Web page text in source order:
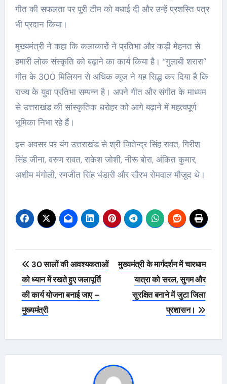
गीत की सफलता पर पूरी टीम को बधाई दी और उन्हें प्रशस्ति पत्र
भी प्रदान किया।
मुख्यमंत्री ने कहा कि कलाकारों ने प्रतिभा और कड़ी मेहनत से
हमारी लोक संस्कृति को बढ़ाने का कार्य किया है। “गुलाबी शरारा”
गीत के 300 मिलियन से अधिक व्यूज ने यह सिद्ध कर दिया है कि
राज्य के युवा प्रतिभा सम्पन्न है। अपने गीत और संगीत के माध्यम
से उत्तराखंड की सांस्कृतिक धरोहर को आगे बढ़ाने में महत्वपूर्ण
भूमिका निभा रहे हैं।
इस अवसर पर यंग उत्तराखंड से श्री जितेन्द्र सिंह रावत, गिरीश
सिंह जीना, वरुण रावत, राकेश जोशी, नीरू बोरा, अंकित कुमार,
अशीम मंगोली, रणजीत सिंह भंडारी और सौरभ सेमवाल मौजूद थे।
Post
navigation
30 सालों की आवश्यकताओं
को ध्यान में रखते हुए जलापूर्ति
की कार्य योजना बनाई जाए –
मुख्यमंत्री
मुख्यमंत्री के मार्गदर्शन में चारधाम
यात्रा को सरल, सुगम और
सुरक्षित बनाने में जुटा जिला
प्रशासन।